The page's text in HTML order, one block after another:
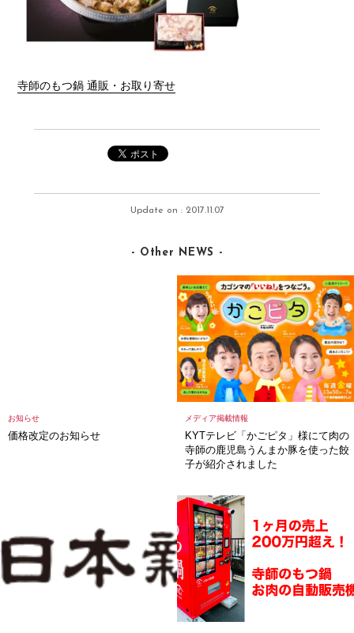
寺師のもつ鍋 通販・お取り寄せ
Update on : 2017.11.07
- Other NEWS -
お知らせ
価格改定のお知らせ
メディア掲載情報
KYTテレビ「かごピタ」様にて肉の
寺師の鹿児島うんまか豚を使った餃
子が紹介されました